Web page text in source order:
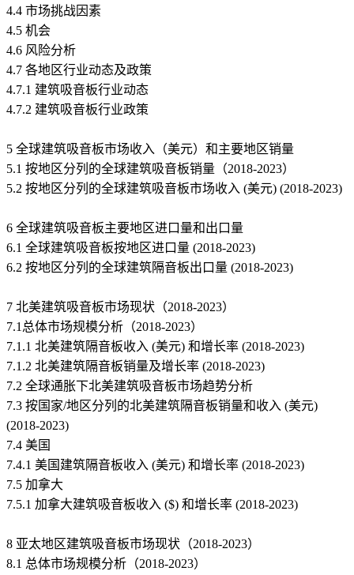
4.4 市场挑战因素
4.5 机会
4.6 风险分析
4.7 各地区行业动态及政策
4.7.1 建筑吸音板行业动态
4.7.2 建筑吸音板行业政策
5 全球建筑吸音板市场收入（美元）和主要地区销量
5.1 按地区分列的全球建筑吸音板销量（2018-2023）
5.2 按地区分列的全球建筑吸音板市场收入 (美元) (2018-2023)
6 全球建筑吸音板主要地区进口量和出口量
6.1 全球建筑吸音板按地区进口量 (2018-2023)
6.2 按地区分列的全球建筑隔音板出口量 (2018-2023)
7 北美建筑吸音板市场现状（2018-2023）
7.1总体市场规模分析（2018-2023）
7.1.1 北美建筑隔音板收入 (美元) 和增长率 (2018-2023)
7.1.2 北美建筑隔音板销量及增长率 (2018-2023)
7.2 全球通胀下北美建筑吸音板市场趋势分析
7.3 按国家/地区分列的北美建筑隔音板销量和收入 (美元)
(2018-2023)
7.4 美国
7.4.1 美国建筑隔音板收入 (美元) 和增长率 (2018-2023)
7.5 加拿大
7.5.1 加拿大建筑吸音板收入 ($) 和增长率 (2018-2023)
8 亚太地区建筑吸音板市场现状（2018-2023）
8.1 总体市场规模分析（2018-2023）